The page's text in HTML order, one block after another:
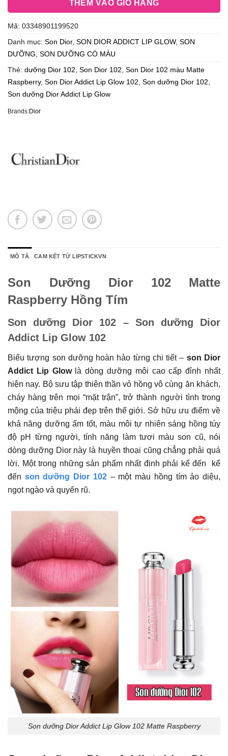
THÊM VÀO GIỎ HÀNG
Mã: 03348901199520
Danh mục: Son Dior, SON DIOR ADDICT LIP GLOW, SON
DƯỠNG, SON DƯỠNG CÓ MÀU
Thẻ: dưỡng Dior 102, Son Dior 102, Son Dior 102 màu Matte
Raspberry, Son Dior Addict Lip Glow 102, Son dưỡng Dior 102,
Son dưỡng Dior Addict Lip Glow
Brands:Dior
MÔ TẢ CAM KẾT TỪ LIPSTICKVN
Son Dưỡng Dior 102 Matte
Raspberry Hồng Tím
Son dưỡng Dior 102 – Son dưỡng Dior
Addict Lip Glow 102
Biểu tượng son dưỡng hoàn hảo từng chi tiết – son Dior
Addict Lip Glow là dòng dưỡng môi cao cấp đỉnh nhất
hiện nay. Bộ sưu tập thiên thần vỏ hồng vô cùng ăn khách,
cháy hàng trên mọi “mặt trận”, trở thành người tình trong
mộng của triệu phái đẹp trên thế giới. Sở hữu ưu điểm về
khả năng dưỡng ẩm tốt, màu môi tự nhiên sáng hồng tùy
độ pH từng người, tính năng làm tươi màu son cũ, nói
dòng dưỡng Dior này là huyền thoại cũng chẳng phải quá
lời. Một trong những sản phẩm nhất định phải kể đến kể
đến son dưỡng Dior 102 – một màu hồng tím ảo diệu,
ngọt ngào và quyến rũ.
Son dưỡng Dior Addict Lip Glow 102 Matte Raspberry